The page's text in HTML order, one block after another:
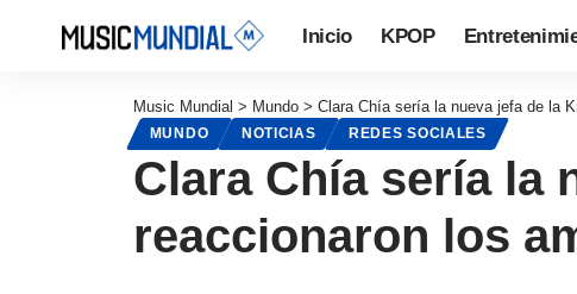
Inicio KPOP
Music Mundial > Mundo > Clara Chía sería la nueva jefa de la
MUNDO NOTICIAS REDES SOCIALES
Clara Chía sería la
reaccionaron los